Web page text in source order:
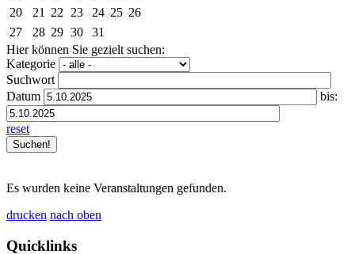
20
21 22 23 24 25 26
27
28 29 30
31
Hier können Sie gezielt suchen:
Kategorie
Suchwort
Datum
bis:
reset
Es wurden keine Veranstaltungen gefunden.
drucken nach oben
Quicklinks